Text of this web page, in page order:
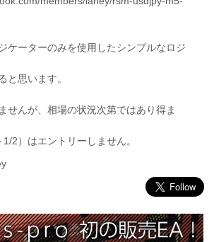
ケーターのみを使用したシンプルなロジ
と思います。
せんが、相場の状況次第ではあり得ま
2）はエントリーしません。